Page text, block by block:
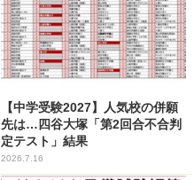
【中学受験2027】人気校の併願
先は…四谷大塚「第2回合不合判
定テスト」結果
2026.7.16